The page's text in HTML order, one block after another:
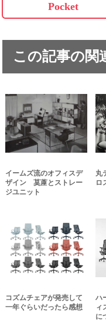
Pocket
この記事の関
イームズ流のオフィスデ
ザイン 茣蓙とストレー
ジユニット
丸
ロ
コズムチェアが発売して
一年ぐらいだったら感想
ハ
ィ
に